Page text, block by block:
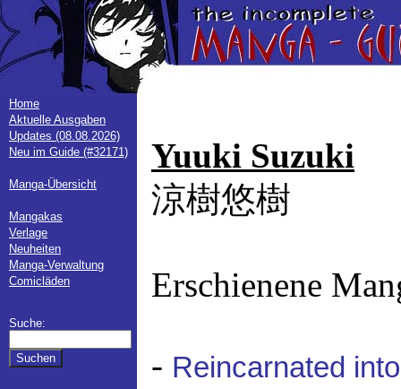
Home
Aktuelle Ausgaben
Updates (08.08.2026)
Neu im Guide (#32171)
Manga-Übersicht
Mangakas
Verlage
Neuheiten
Manga-Verwaltung
Comicläden
Suche:
Yuuki Suzuki
涼樹悠樹
Erschienene
- Reincarnated